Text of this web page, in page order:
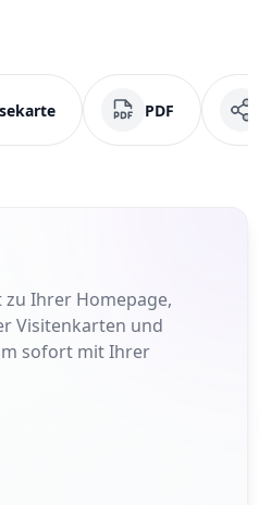
PDF
zu Ihrer Homepage,
Visitenkarten und
sofort mit Ihrer